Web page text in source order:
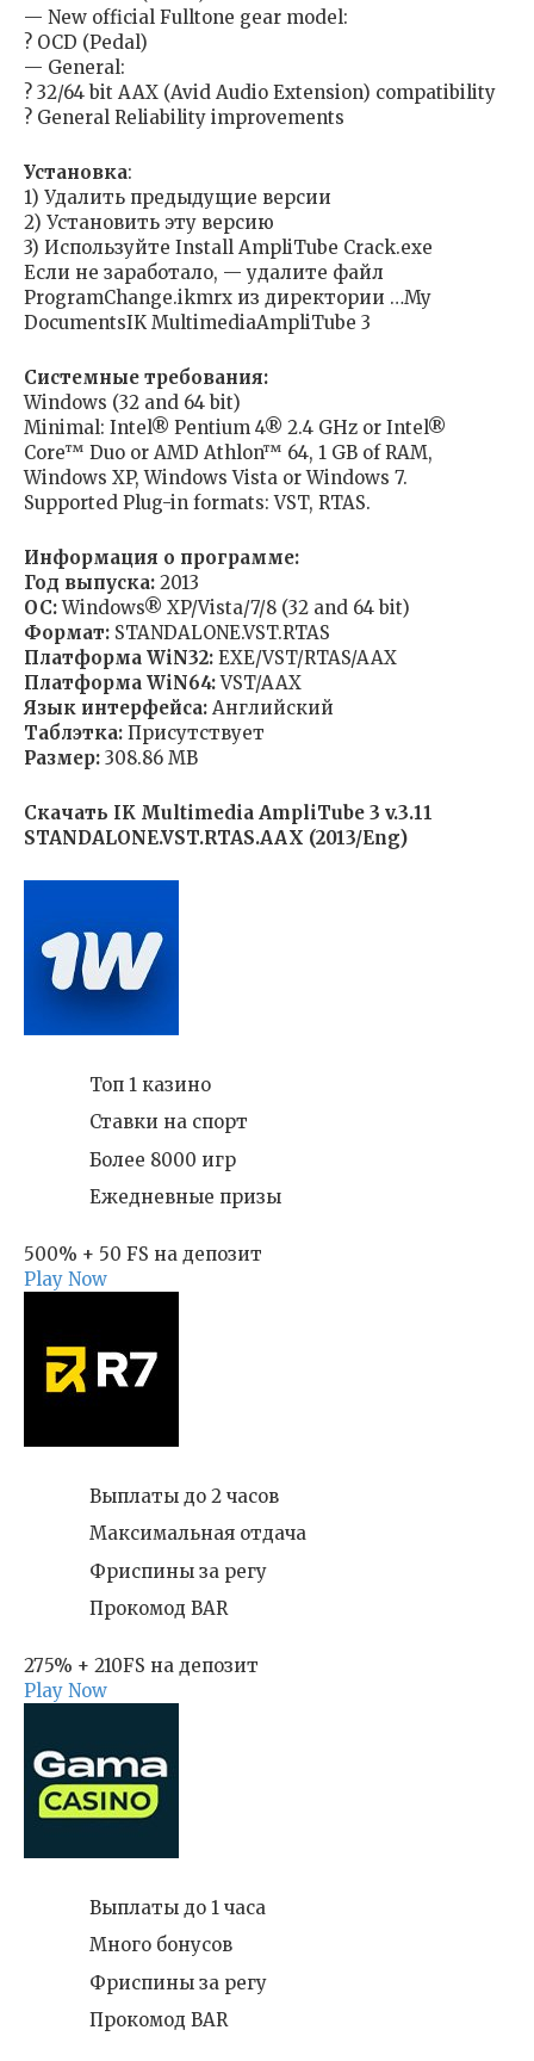
— New official Fulltone gear model:
? OCD (Pedal)
— General:
? 32/64 bit AAX (Avid Audio Extension) compatibility
? General Reliability improvements
Установка:
1) Удалить предыдущие версии
2) Установить эту версию
3) Используйте Install AmpliTube Crack.exe
Если не заработало, — удалите файл
ProgramChange.ikmrx из директории …My
DocumentsIK MultimediaAmpliTube 3
Системные требования:
Windows (32 and 64 bit)
Minimal: Intel® Pentium 4® 2.4 GHz or Intel®
Core™ Duo or AMD Athlon™ 64, 1 GB of RAM,
Windows XP, Windows Vista or Windows 7.
Supported Plug-in formats: VST, RTAS.
Информация о программе:
Год выпуска: 2013
OC:Windows® XP/Vista/7/8 (32 and 64 bit)
Формат: STANDALONE.VST.RTAS
Платформа WiN32: EXE/VST/RTAS/AAX
Платформа WiN64:VST/AAX
Язык интерфейса: Английский
Таблэтка: Присутствует
Размер: 308.86 MB
Скачать IK Multimedia AmpliTube 3 v.3.11
STANDALONE.VST.RTAS.AAX (2013/Eng)
Топ 1 казино
Ставки на спорт
Более 8000 игр
Ежедневные призы
500% + 50 FS на депозит
Play Now
Выплаты до 2 часов
Максимальная отдача
Фриспины за регу
Прокомод BAR
275% + 210FS на депозит
Play Now
Выплаты до 1 часа
Много бонусов
Фриспины за регу
Прокомод BAR